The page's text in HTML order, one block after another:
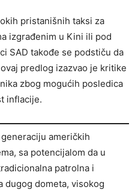
pristanišnih taksi za
izgrađenim u Kini ili pod
SAD takođe se podstiču da
predlog izazvao je kritike
zbog mogućih posledica
inflacije.
američkih
sa potencijalom da u
patrolna i
dugog dometa, visokog